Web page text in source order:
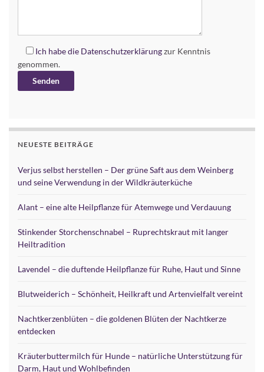
Ich habe die Datenschutzerklärungzur Kenntnis
genommen.
NEUESTE BEITRÄGE
Verjus selbst herstellen – Der grüne Saft aus dem Weinberg
und seine Verwendung in der Wildkräuterküche
Alant – eine alte Heilpflanze für Atemwege und Verdauung
Stinkender Storchenschnabel – Ruprechtskraut mit langer
Heiltradition
Lavendel – die duftende Heilpflanze für Ruhe, Haut und Sinne
Blutweiderich – Schönheit, Heilkraft und Artenvielfalt vereint
Nachtkerzenblüten – die goldenen Blüten der Nachtkerze
entdecken
Kräuterbuttermilch für Hunde – natürliche Unterstützung für
Darm, Haut und Wohlbefinden